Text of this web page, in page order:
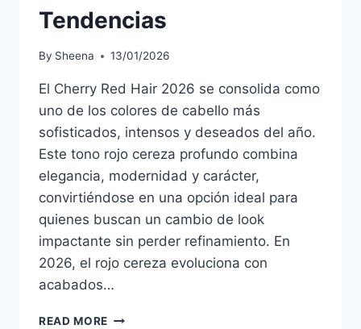
Tendencias
By Sheena 13/01/2026
El Cherry Red Hair 2026 se consolida como
uno de los colores de cabello más
sofisticados, intensos y deseados del año.
Este tono rojo cereza profundo combina
elegancia, modernidad y carácter,
convirtiéndose en una opción ideal para
quienes buscan un cambio de look
impactante sin perder refinamiento. En
2026, el rojo cereza evoluciona con
acabados…
READ MORE